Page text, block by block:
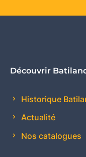
Découvrir
Historique
Actualité
Nos catalogues